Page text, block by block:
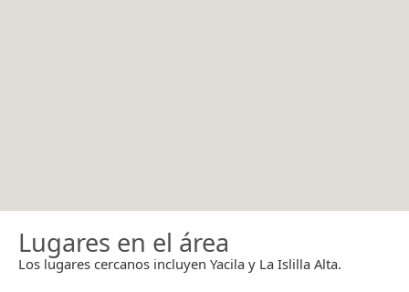
Lugares en el área
Los lugares cercanos incluyen Yacila y La Islilla Alta.